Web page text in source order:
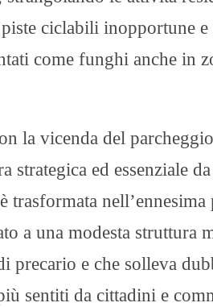
ciclabili inopportune e
come funghi anche in
la vicenda del
strategica ed essenziale
trasformata
a una modesta
precario e che solleva
sentiti da cittadini e